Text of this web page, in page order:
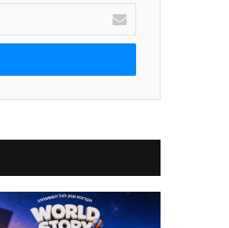
הקלידו
כתובת
אימייל